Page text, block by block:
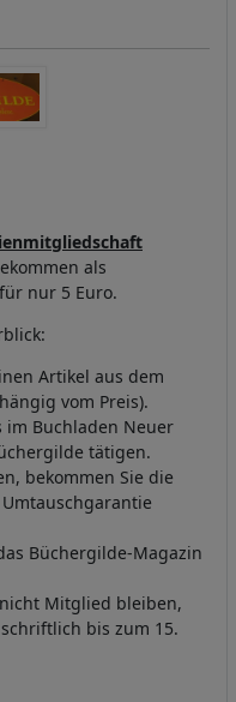
als
nur 5 Euro.
Artikel aus dem
vom Preis).
im Buchladen Neuer
tätigen.
bekommen Sie die
Büchergilde-Magazin
Mitglied bleiben,
bis zum 15.